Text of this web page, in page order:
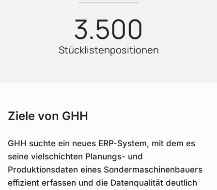
3.500
Stücklistenpositionen
Ziele von GHH
GHH suchte ein neues ERP-System, mit dem es
seine vielschichten Planungs- und
Produktionsdaten eines Sondermaschinenbauers
effizient erfassen und die Datenqualität deutlich